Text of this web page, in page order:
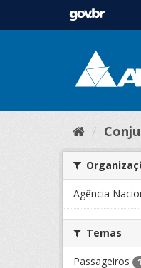
Agência
Temas
Passageiros 1